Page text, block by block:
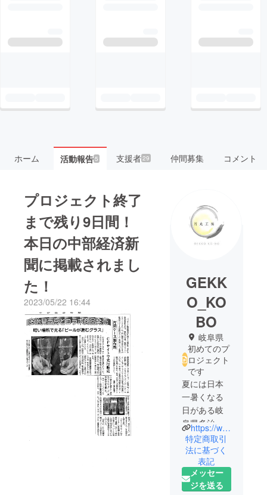
ホーム 活動報告5 支援者29 仲間募集 コメント
プロジェクト終了
まで残り9日間！
本日の中部経済新
聞に掲載されまし
た！
2023/05/22 16:44
GEKK
O_KO
BO
岐阜県
初めてのプ
ロジェクト
です
夏には日本
一暑くなる
日がある岐
阜県多治見
市で2018年
にCF挑戦を
機に誕生し
た工房で
す。
https://www.gekko-kobo.com
特定商取引
法に基づく
表記
メッセー
ジを送る